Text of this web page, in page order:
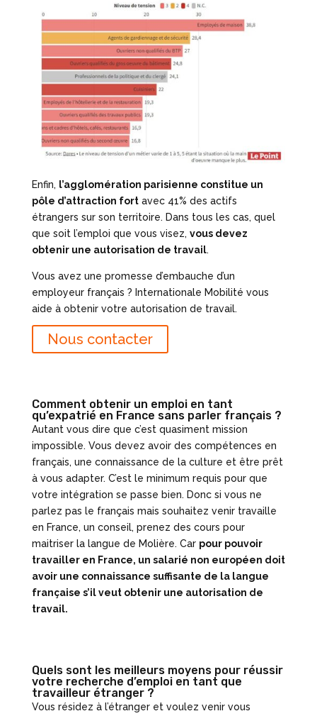
Enfin, l’agglomération parisienne constitue un
pôle d’attraction fortavec 41% des actifs
étrangers sur son territoire. Dans tous les cas, quel
que soit l’emploi que vous visez, vous devez
obtenir une autorisation de travail.
Vous avez une promesse d’embauche d’un
employeur français ? Internationale Mobilité vous
aide à obtenir votre autorisation de travail.
Nous contacter
Comment obtenir un emploi en tant
qu’expatrié en France sans parler français ?
Autant vous dire que c’est quasiment mission
impossible. Vous devez avoir des compétences en
français, une connaissance de la culture et être prêt
à vous adapter. C’est le minimum requis pour que
votre intégration se passe bien. Donc si vous ne
parlez pas le français mais souhaitez venir travaille
en France, un conseil, prenez des cours pour
maitriser la langue de Molière. Car pour pouvoir
travailler en France, un salarié non européen doit
avoir une connaissance suffisante de la langue
française s’il veut obtenir une autorisation de
travail.
Quels sont les meilleurs moyens pour réussir
votre recherche d’emploi en tant que
travailleur étranger ?
Vous résidez à l’étranger et voulez venir vous